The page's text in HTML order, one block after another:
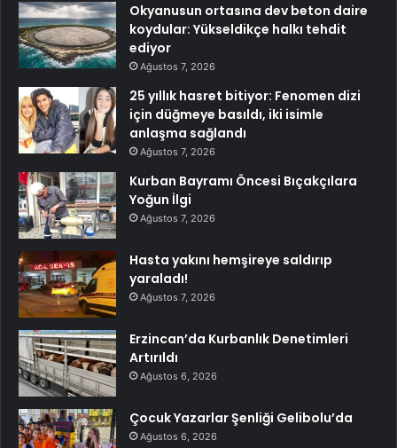
Okyanusun ortasına dev beton daire
koydular: Yükseldikçe halkı tehdit
ediyor
Ağustos 7, 2026
25 yıllık hasret bitiyor: Fenomen dizi
için düğmeye basıldı, iki isimle
anlaşma sağlandı
Ağustos 7, 2026
Kurban Bayramı Öncesi Bıçakçılara
Yoğun İlgi
Ağustos 7, 2026
Hasta yakını hemşireye saldırıp
yaraladı!
Ağustos 7, 2026
Erzincan’da Kurbanlık Denetimleri
Artırıldı
Ağustos 6, 2026
Çocuk Yazarlar Şenliği Gelibolu’da
Ağustos 6, 2026